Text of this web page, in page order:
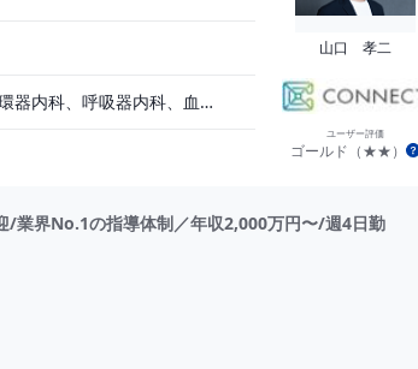
精神科、一般内科、消化器内科、循環器内科、呼吸器内科、血液内科、心療内科、脳神経内科、内分泌内科、老人内科、一般外科、消化器外科、心臓外科、呼吸器外科、脳神経外科、整形外科、形成外科、リハビリテーション科、小児科、産婦人科、婦人科、眼科、耳鼻咽喉科、皮膚科、泌尿器科、放射線科、人工透析、麻酔科、美容外科、人間ドック・検診、その他
山口 孝二
ユーザー評価
ゴールド（★★）
/業界No.1の指導体制／年収2,000万円〜/週4日勤